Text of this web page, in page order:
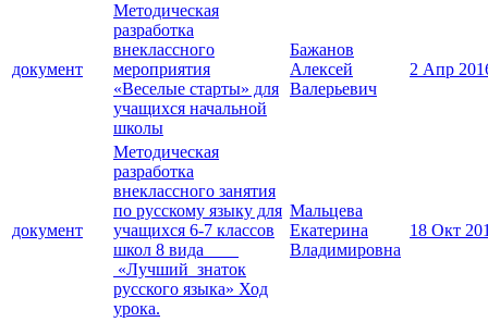
документ
Методическая
разработка
внеклассного
мероприятия
«Веселые старты» для
учащихся начальной
школы
Бажанов
Алексей
Валерьевич
2 Апр
документ
Методическая
разработка
внеклассного занятия
по русскому языку для
учащихся 6-7 классов
школ 8 вида
«Лучший знаток
русского языка» Ход
урока.
Мальцева
Екатерина
Владимировна
18 Окт